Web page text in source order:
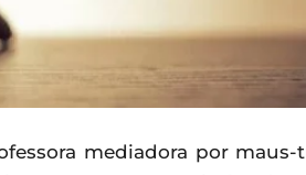
mediadora por maus-